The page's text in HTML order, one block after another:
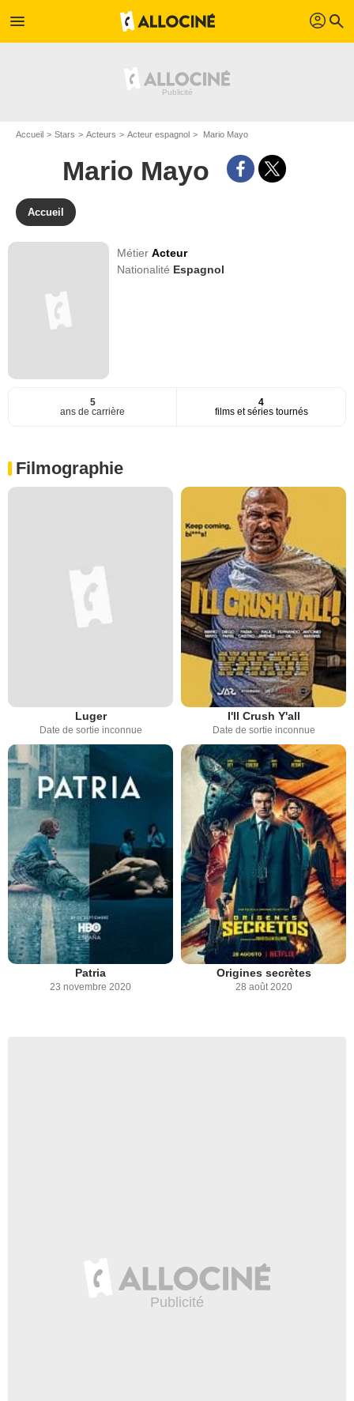
menu profil search
Accueil Stars Acteurs Acteur espagnol Mario Mayo
Mario Mayo
Accueil
MétierActeur
Nationalité Espagnol
5
ans de carrière
4
films et séries tournés
Filmographie
Luger
Date de sortie inconnue
I'll Crush Y'all
Date de sortie inconnue
Patria
23 novembre 2020
Origines secrètes
28 août 2020